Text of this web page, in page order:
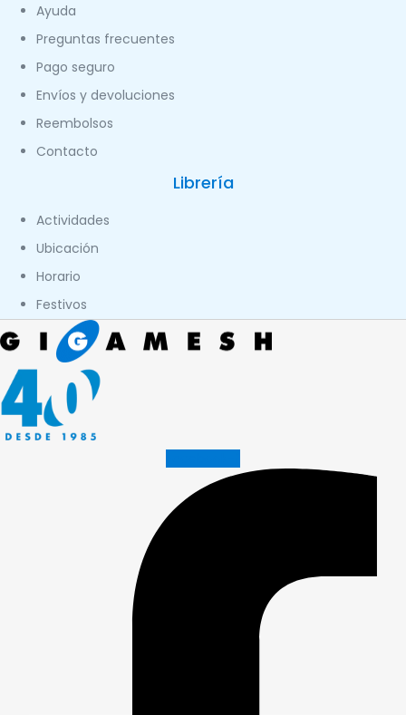
Ayuda
Preguntas frecuentes
Pago seguro
Envíos y devoluciones
Reembolsos
Contacto
Librería
Actividades
Ubicación
Horario
Festivos